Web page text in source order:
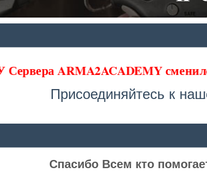
У Сервера ARMA2ACADEMY
Присоединяйтесь к
Спасибо Всем кто